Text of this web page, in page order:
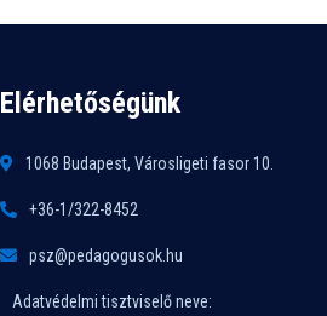
Elérhetőségünk
1068 Budapest, Városligeti fasor 10.
+36-1/322-8452
psz@pedagogusok.hu
Adatvédelmi tisztviselő neve: